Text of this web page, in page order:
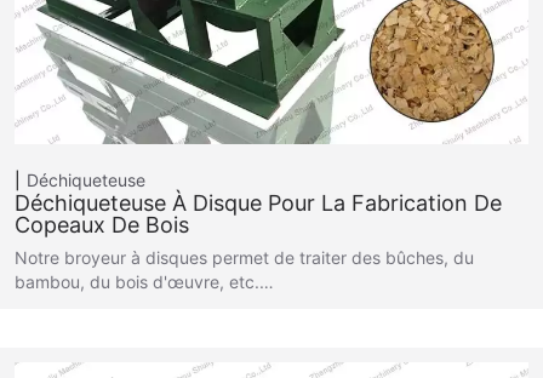
Déchiqueteuse
Déchiqueteuse À Disque Pour La Fabrication De
Copeaux De Bois
Notre broyeur à disques permet de traiter des bûches, du
bambou, du bois d'œuvre, etc.…